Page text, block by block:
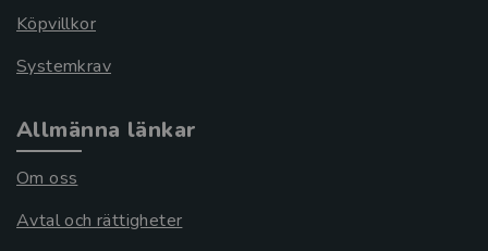
Köpvillkor
Systemkrav
Allmänna länkar
Om oss
Avtal och rättigheter